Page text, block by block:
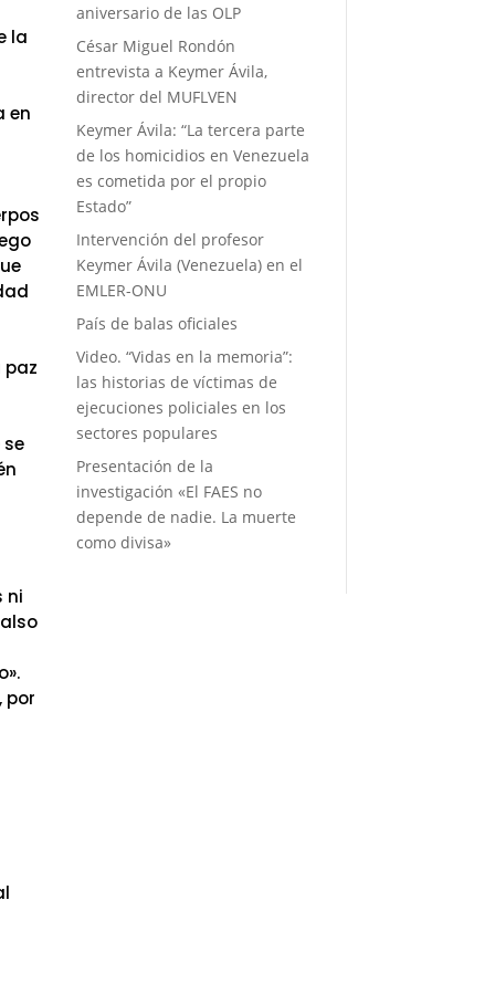
la
en
paz
ni
por
aniversario de las OLP
César Miguel Rondón
entrevista a Keymer Ávila,
director del MUFLVEN
Keymer Ávila: “La tercera parte
de los homicidios en Venezuela
es cometida por el propio
Estado”
Intervención del profesor
Keymer Ávila (Venezuela) en el
EMLER-ONU
País de balas oficiales
Video. “Vidas en la memoria”:
las historias de víctimas de
ejecuciones policiales en los
sectores populares
Presentación de la
investigación «El FAES no
depende de nadie. La muerte
como divisa»